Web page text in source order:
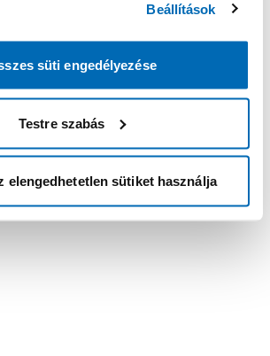
Beállítások
süti engedélyezése
Testre szabás
elengedhetetlen sütiket használja